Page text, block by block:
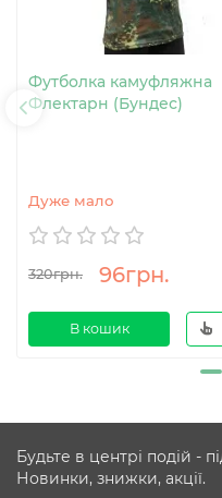
Футболка камуфляжна
Флектарн (Бундес)
Дуже мало
320грн. 96грн.
В кошик
Будьте в центрі подій -
Новинки, знижки, акції.